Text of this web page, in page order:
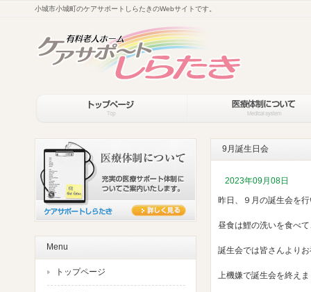
小城市小城町のケアサポートしらたきのWebサイトです。
9月誕生日会
2023年09月08日
昨日、９月の誕生会を
昼食は鯉の洗いを食べ
誕生会では皆さんより
上機嫌で誕生会を終え
Menu
トップページ